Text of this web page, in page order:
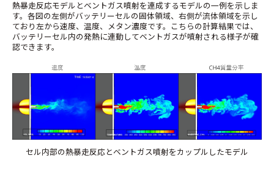
熱暴走反応モデルとベントガス噴射を連成するモデルの一例を示しま
す。各図の左側がバッテリーセルの固体領域、右側が流体領域を示し
ており左から速度、温度、メタン濃度です。こちらの計算結果では、
バッテリーセル内の発熱に連動してベントガスが噴射される様子が確
認できます。
セル内部の熱暴走反応とベントガス噴射をカップルしたモデル